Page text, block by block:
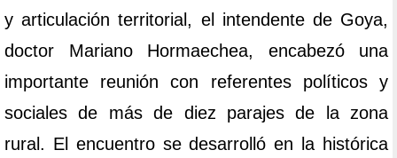
y articulación territorial, el intendente de Goya,
doctor Mariano Hormaechea, encabezó una
importante reunión con referentes políticos y
sociales de más de diez parajes de la zona
rural. El encuentro se desarrolló en la histórica